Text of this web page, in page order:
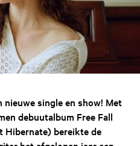
nieuwe single en show! Met
debuutalbum Free Fall
Hibernate) bereikte de